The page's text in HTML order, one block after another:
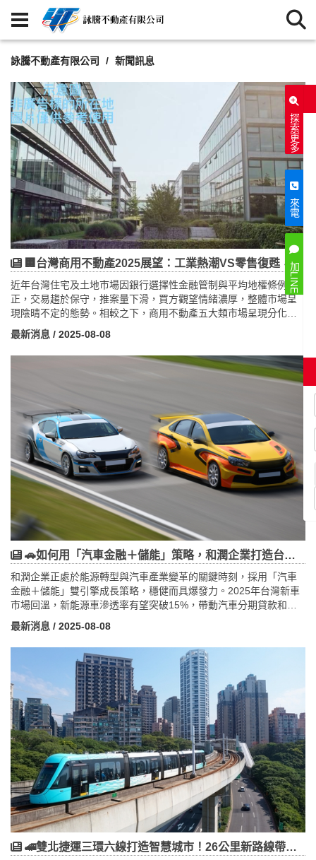
詠騰不動產有限公司 新聞訊息
🏢台灣商用不動產2025展望：工業熱潮VS零售復甦，投資人必知的真相
近年台灣住宅及土地市場因銀行選擇性金融管制與平均地權條例修
正，交易趨於保守，推案量下滑，買方觀望情緒濃厚，整體市場呈
現陰晴不定的態勢。相較之下，商用不動產五大類市場呈現分化走
勢。商辦市場因供給稀缺，價格持續攀升，且商圈外溢至新北、桃
園及中部新興區域。廠辦市場則受益於電子與傳產企業擴張，交易
活絡且持續成長。工業廠房交易量居冠，2022年高達702億元，雖
價格短期因熱潮上揚，長期預期將回歸理性。零售店面隨疫情解封
逐步復甦，餐飲與醫美業態表現亮眼。旅館市場解封帶來轉型與投
用不動產市場機遇與風險並存，投資人應聚焦供給稀缺、需求強勁
的商辦與工業類資產，兼顧政策變化及經濟週期，謹慎布局，以把
握未來成長動能。
最新消息 / 2025-08-08
🚗如何用「汽車金融＋儲能」策略，和潤企業打造台灣最強成長故事？
和潤企業正處於能源轉型與汽車產業變革的關鍵時刻，採用「汽車
金融＋儲能」雙引擎成長策略，穩健而具爆發力。2025年台灣新車
市場回溫，新能源車滲透率有望突破15%，帶動汽車分期貸款和保
險業務成長。同時，和潤電能積極布局儲能市場，已於宜蘭冬山建
置AFC儲能案場，提升電網穩定性並優化再生能源併網效率。這種
雙重業務結構，不僅提供穩定現金流，也創造長期高成長潛力。全
球淨零碳排政策推動與國內再生能源目標，為儲能產業帶來龐大商
機。和潤憑藉品牌信任、低資金成本及大數據風控，具備強大市場
競爭優勢。未來透過佈局新能源車及儲能雙主題投資，和潤企業有
望成為台灣乃至亞洲交通與能源融合的領導者，創造防禦與成長兼
具的企業價值。
最新消息 / 2025-08-08
🚄雙北捷運三環六線打造智慧城市！26公里新路線帶動房市、商機雙重狂飆